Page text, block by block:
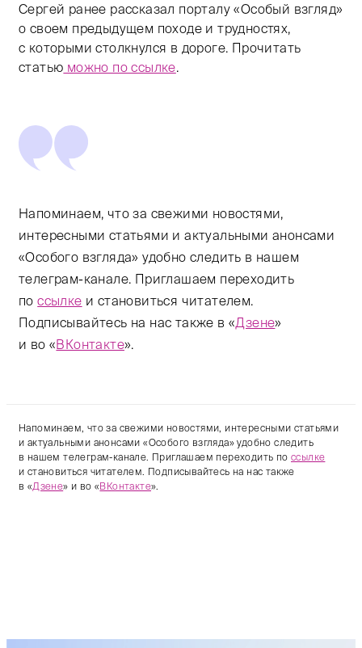
Сергей ранее рассказал порталу «Особый взгляд»
о своем предыдущем походе и трудностях,
с которыми столкнулся в дороге. Прочитать
статью можно по ссылке.
Напоминаем, что за свежими новостями,
интересными статьями и актуальными анонсами
«Особого взгляда» удобно следить в нашем
телеграм-канале. Приглашаем переходить
поссылке и становиться читателем.
Подписывайтесь на нас также в «Дзене»
и во «ВКонтакте».
Напоминаем, что за свежими новостями, интересными статьями
и актуальными анонсами «Особого взгляда» удобно следить
в нашем телеграм-канале. Приглашаем переходить по ссылке
и становиться читателем. Подписывайтесь на нас также
в «Дзене» и во «ВКонтакте».